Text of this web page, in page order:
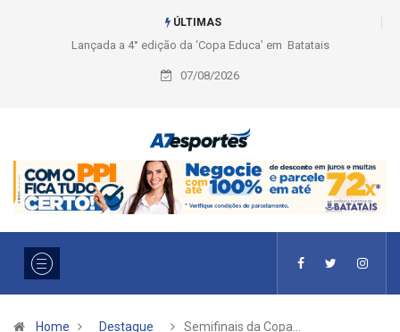
ÚLTIMAS
Liga 2026: Equipes rompem com a LABE na Série Ouro e entidade define
a 2° fase, times e formato
07/08/2026